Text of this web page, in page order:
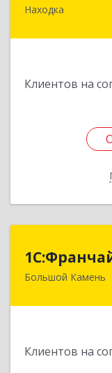
Находка
Клиентов на
Большой Камень
Клиентов на
692806,